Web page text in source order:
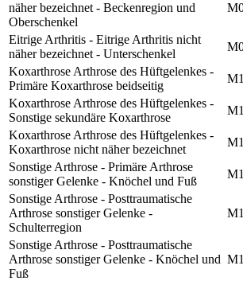
näher bezeichnet - Beckenregion und
Oberschenkel
Eitrige Arthritis - Eitrige Arthritis nicht
näher bezeichnet - Unterschenkel
Koxarthrose Arthrose des Hüftgelenkes -
Primäre Koxarthrose beidseitig
Koxarthrose Arthrose des Hüftgelenkes -
Sonstige sekundäre Koxarthrose
Koxarthrose Arthrose des Hüftgelenkes -
Koxarthrose nicht näher bezeichnet
Sonstige Arthrose - Primäre Arthrose
sonstiger Gelenke - Knöchel und Fuß
Sonstige Arthrose - Posttraumatische
Arthrose sonstiger Gelenke -
Schulterregion
Sonstige Arthrose - Posttraumatische
Arthrose sonstiger Gelenke - Knöchel und
Fuß